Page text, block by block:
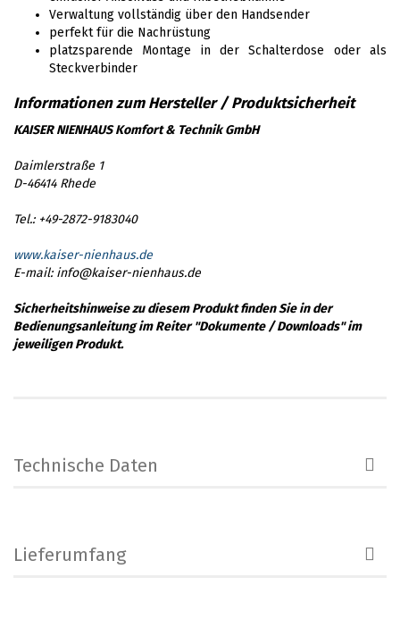
Verwaltung vollständig über den Handsender
perfekt für die Nachrüstung
platzsparende Montage in der Schalterdose oder als
Steckverbinder
KAISER NIENHAUS Komfort & Technik GmbH
Daimlerstraße 1
D-46414 Rhede
Tel.: +49-2872-9183040
www.kaiser-nienhaus.de
E-mail: info@kaiser-nienhaus.de
Sicherheitshinweise zu diesem Produkt finden Sie in der
Bedienungsanleitung im Reiter "Dokumente / Downloads" im
jeweiligen Produkt.
Technische Daten
Lieferumfang